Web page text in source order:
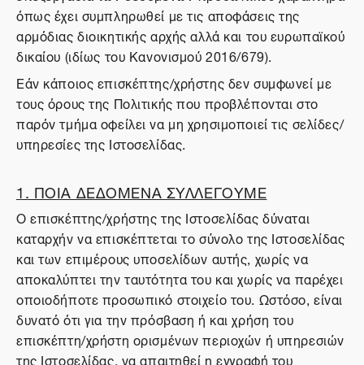
όπως έχει συμπληρωθεί με τις αποφάσεις της
αρμόδιας διοικητικής αρχής αλλά και του ευρωπαϊκού
δικαίου (ιδίως του Κανονισμού 2016/679).
Εάν κάποιος επισκέπτης/χρήστης δεν συμφωνεί με
τους όρους της Πολιτικής που προβλέπονται στο
παρόν τμήμα οφείλει να μη χρησιμοποιεί τις σελίδες/
υπηρεσίες της Ιστοσελίδας.
1. ΠΟΙΑ ΔΕΔΟΜΕΝΑ ΣΥΛΛΕΓΟΥΜΕ
Ο επισκέπτης/χρήστης της Ιστοσελίδας δύναται
καταρχήν να επισκέπτεται το σύνολο της Ιστοσελίδας
και των επιμέρους υποσελίδων αυτής, χωρίς να
αποκαλύπτει την ταυτότητα του και χωρίς να παρέχει
οποιοδήποτε προσωπικό στοιχείο του. Ωστόσο, είναι
δυνατό ότι για την πρόσβαση ή και χρήση του
επισκέπτη/χρήστη ορισμένων περιοχών ή υπηρεσιών
της Ιστοσελίδας, να απαιτηθεί η εγγραφή του